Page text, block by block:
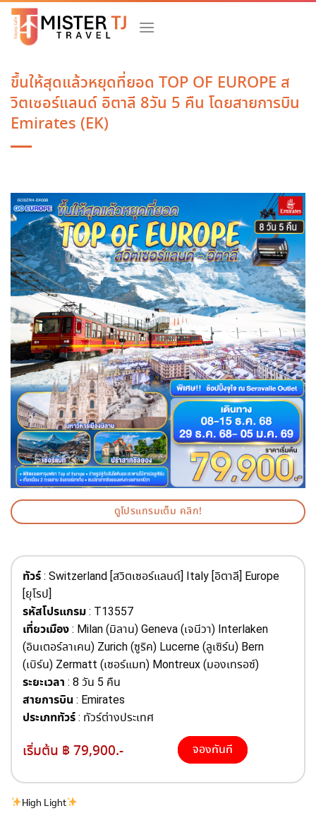
Skip
content
ขึ้นให้สุดแล้วหยุดที่ยอด TOP OF EUROPE ส
วิตเซอร์แลนด์ อิตาลี 8วัน 5 คืน โดยสายการบิน
Emirates (EK)
ดูโปรแกรมเต็ม คลิก!
ทัวร์ : Switzerland [สวิตเซอร์แลนด์] Italy [อิตาลี] Europe
[ยุโรป]
รหัสโปรแกรม : T13557
เที่ยวเมือง : Milan (มิลาน) Geneva (เจนีวา) Interlaken
(อินเตอร์ลาเคน) Zurich (ซูริค) Lucerne (ลูเซิร์น) Bern
(เบิร์น) Zermatt (เซอร์แมท) Montreux (มองเทรอซ์)
ระยะเวลา : 8 วัน 5 คืน
สายการบิน : Emirates
ประเภททัวร์ : ทัวร์ต่างประเทศ
เริ่มต้น ฿ 79,900.- จองทันที
High Light